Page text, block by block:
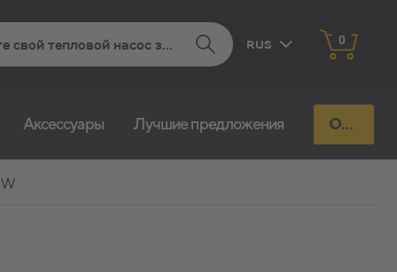
RUS 0
Aксессуары Лучшие предложения Отправь запрос